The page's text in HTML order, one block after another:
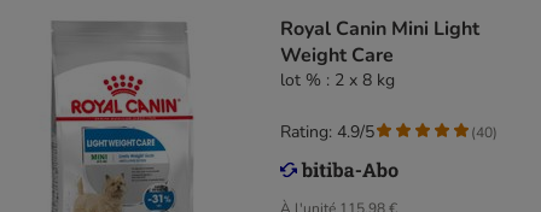
Royal Canin Mini Light
Weight Care
lot % : 2 x 8 kg
Rating: 4.9/5 (40)